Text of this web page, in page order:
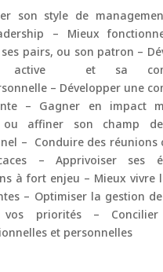
son style de
– Mieux
pairs, ou son patron –
active et sa
– Développer une
– Gagner en impact
ou affiner son champ de
– Conduire des réunions
– Apprivoiser ses
à fort enjeu – Mieux vivre
– Optimiser la gestion
priorités – Concilier
et personnelles